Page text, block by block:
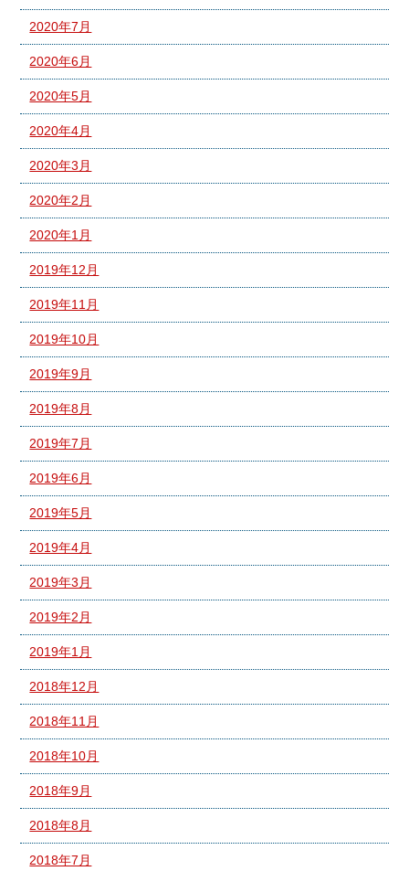
2020年7月
2020年6月
2020年5月
2020年4月
2020年3月
2020年2月
2020年1月
2019年12月
2019年11月
2019年10月
2019年9月
2019年8月
2019年7月
2019年6月
2019年5月
2019年4月
2019年3月
2019年2月
2019年1月
2018年12月
2018年11月
2018年10月
2018年9月
2018年8月
2018年7月